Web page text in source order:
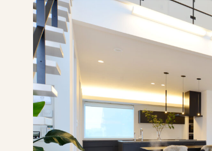
よくある質問 来場予約 資料請求 新着情報 スタッ
展示場・モデルハウス
施工事例
家づくりコラム